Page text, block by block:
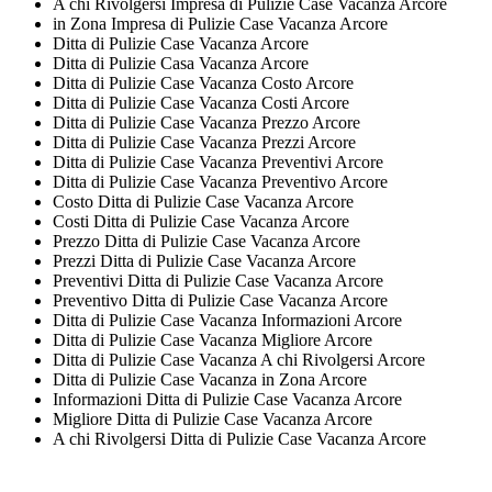
in Zona Impresa di Pulizie Case Vacanza Arcore
Ditta di Pulizie Case Vacanza Arcore
Ditta di Pulizie Casa Vacanza Arcore
Ditta di Pulizie Case Vacanza Costo Arcore
Ditta di Pulizie Case Vacanza Costi Arcore
Ditta di Pulizie Case Vacanza Prezzo Arcore
Ditta di Pulizie Case Vacanza Prezzi Arcore
Ditta di Pulizie Case Vacanza Preventivi Arcore
Ditta di Pulizie Case Vacanza Preventivo Arcore
Costo Ditta di Pulizie Case Vacanza Arcore
Costi Ditta di Pulizie Case Vacanza Arcore
Prezzo Ditta di Pulizie Case Vacanza Arcore
Prezzi Ditta di Pulizie Case Vacanza Arcore
Preventivi Ditta di Pulizie Case Vacanza Arcore
Preventivo Ditta di Pulizie Case Vacanza Arcore
Ditta di Pulizie Case Vacanza Informazioni Arcore
Ditta di Pulizie Case Vacanza Migliore Arcore
Ditta di Pulizie Case Vacanza A chi Rivolgersi Arcore
Ditta di Pulizie Case Vacanza in Zona Arcore
Informazioni Ditta di Pulizie Case Vacanza Arcore
Migliore Ditta di Pulizie Case Vacanza Arcore
A chi Rivolgersi Ditta di Pulizie Case Vacanza Arcore